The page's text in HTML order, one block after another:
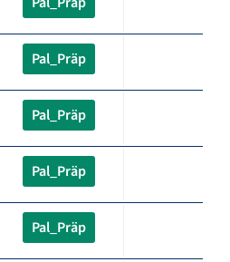
Pal_Präp
Pal_Präp
Pal_Präp
Pal_Präp